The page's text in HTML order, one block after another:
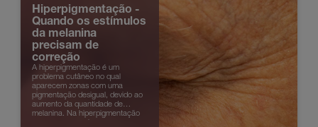
Hiperpigmentação -
Quando os estímulos
da melanina
precisam de
correção
A hiperpigmentação é um
problema cutâneo no qual
aparecem zonas com uma
pigmentação desigual, devido ao
aumento da quantidade de
melanina. Na hiperpigmentação
aparecem manchas ou zonas